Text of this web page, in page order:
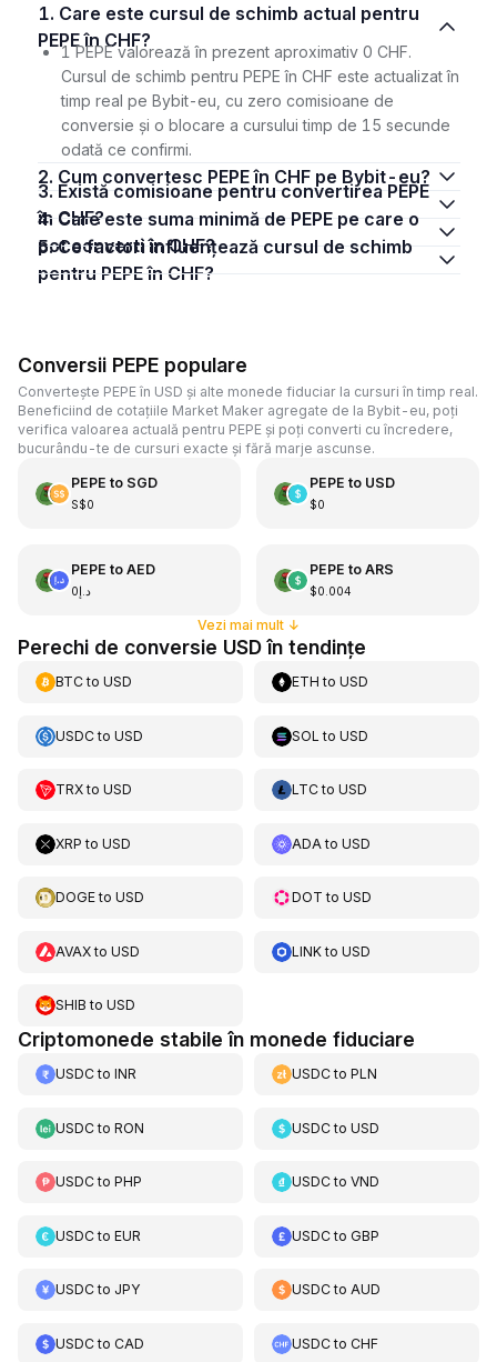
1. Care este cursul de schimb actual pentru
PEPE în CHF?
1 PEPE valorează în prezent aproximativ 0 CHF.
Cursul de schimb pentru PEPE în CHF este actualizat în
timp real pe Bybit-eu, cu zero comisioane de
conversie și o blocare a cursului timp de 15 secunde
odată ce confirmi.
2. Cum convertesc PEPE în CHF pe Bybit-eu?
3. Există comisioane pentru convertirea PEPE
în CHF?
4. Care este suma minimă de PEPE pe care o
pot converti în CHF?
5. Ce factori influențează cursul de schimb
pentru PEPE în CHF?
Conversii PEPE populare
Convertește PEPE în USD și alte monede fiduciar la cursuri în timp real.
Beneficiind de cotațiile Market Maker agregate de la Bybit-eu, poți
verifica valoarea actuală pentru PEPE și poți converti cu încredere,
bucurându-te de cursuri exacte și fără marje ascunse.
PEPE to SGD
S$0
PEPE to USD
$0
PEPE to AED
د.إ0
PEPE to ARS
$0.004
Vezi mai mult↓
Perechi de conversie USD în tendințe
BTCto USD ETH toUSD
USDCto USD SOL toUSD
TRXto USD LTCtoUSD
XRP to USD ADA toUSD
DOGEto USD DOT toUSD
AVAXto USD LINKtoUSD
SHIB to USD
Criptomonede stabile în monede fiduciare
USDCto INR USDCtoPLN
USDCto RON USDCtoUSD
USDCto PHP USDCtoVND
USDCto EUR USDCtoGBP
USDCto JPY USDCtoAUD
USDCto CAD USDCtoCHF